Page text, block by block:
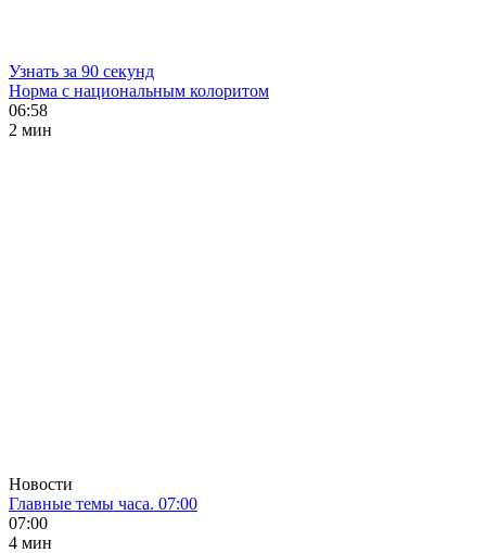
Узнать за 90 секунд
Норма с национальным колоритом
06:58
2 мин
Новости
Главные темы часа. 07:00
07:00
4 мин